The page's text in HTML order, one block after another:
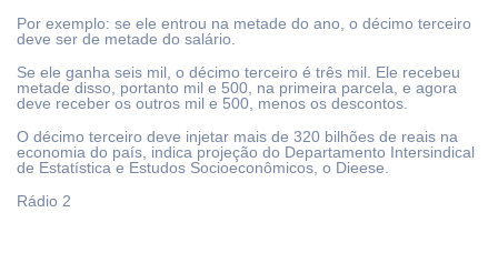
Por exemplo: se ele entrou na metade do ano, o décimo terceiro
deve ser de metade do salário.
Se ele ganha seis mil, o décimo terceiro é três mil. Ele recebeu
metade disso, portanto mil e 500, na primeira parcela, e agora
deve receber os outros mil e 500, menos os descontos.
O décimo terceiro deve injetar mais de 320 bilhões de reais na
economia do país, indica projeção do Departamento Intersindical
de Estatística e Estudos Socioeconômicos, o Dieese.
Rádio 2